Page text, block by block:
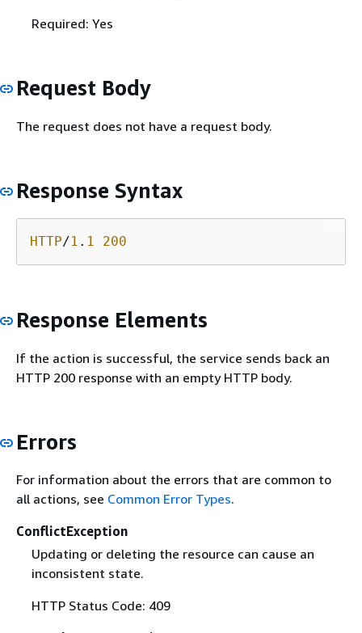
Required: Yes
Request Body
The request does not have a request body.
Response Syntax
HTTP/1 . 1 200
Response Elements
If the action is successful, the service sends back an
HTTP 200 response with an empty HTTP body.
Errors
For information about the errors that are common to
all actions, see Common Error Types.
ConflictException
Updating or deleting the resource can cause an
inconsistent state.
HTTP Status Code: 409